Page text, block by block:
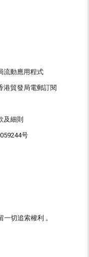
流動應用程式
港貿發局電郵訂閱
及細則
号
切追索權利 。